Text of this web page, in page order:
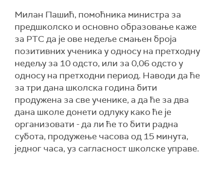
Милан Пашић, помоћника министра за
предшколско и основно образовање каже
за РТС да је ове недеље смањен броја
позитивних ученика у односу на претходну
недељу за 10 одсто, или за 0,06 одсто у
односу на претходни период. Наводи да ће
за три дана школска година бити
продужена за све ученике, а да ће за два
дана школе донети одлуку како ће је
организовати - да ли ће то бити радна
субота, продужење часова од 15 минута,
једног часа, уз сагласност школске управе.